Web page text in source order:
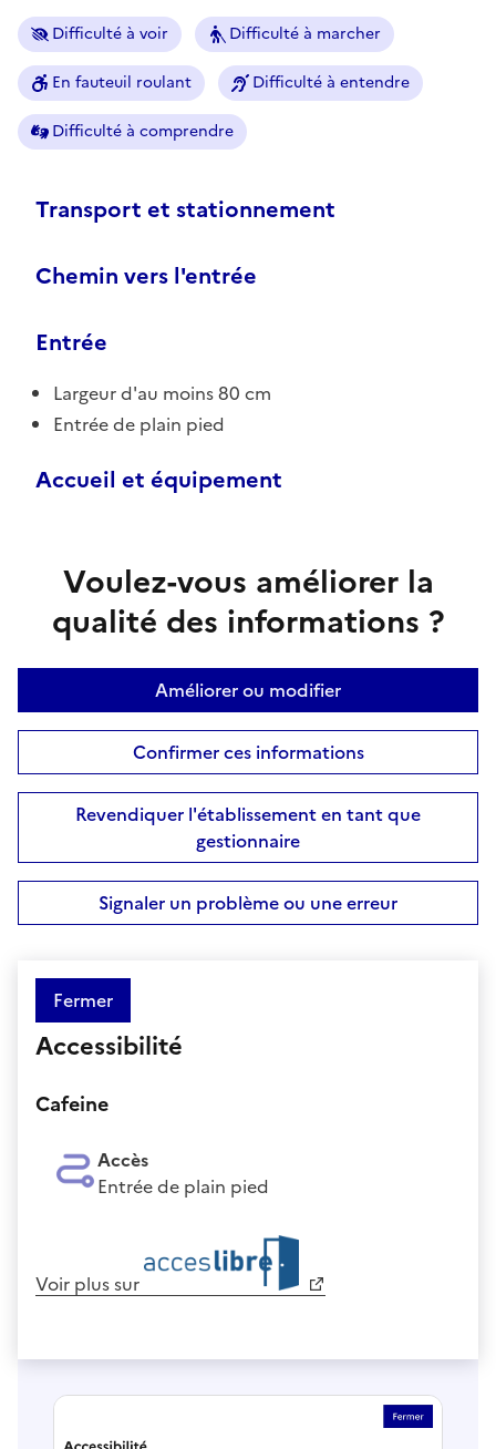
Difficulté à voir Difficulté à marcher
En fauteuil roulant Difficulté à entendre
Difficulté à comprendre
Transport et stationnement
Chemin vers l'entrée
Entrée
Largeur d'au moins 80 cm
Entrée de plain pied
Accueil et équipement
Voulez-vous améliorer la
qualité des informations ?
Améliorer ou modifier
Confirmer ces informations
Revendiquer l'établissement en tant que
gestionnaire
Signaler un problème ou une erreur
Fermer
Accessibilité
Cafeine
Accès
Entrée de plain pied
Voir plus sur